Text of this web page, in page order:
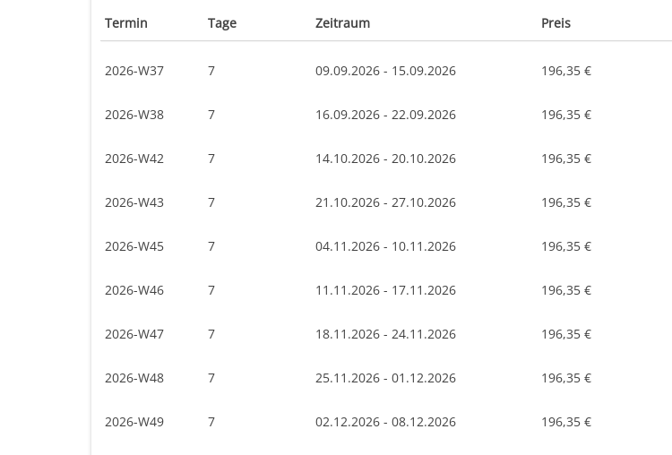
Termin Tage Zeitraum Preis
2026-W37 7 09.09.2026 - 15.09.2026 196,35 €
2026-W38 7 16.09.2026 - 22.09.2026 196,35 €
2026-W42 7 14.10.2026 - 20.10.2026 196,35 €
2026-W43 7 21.10.2026 - 27.10.2026 196,35 €
2026-W45 7 04.11.2026 - 10.11.2026 196,35 €
2026-W46 7 11.11.2026 - 17.11.2026 196,35 €
2026-W47 7 18.11.2026 - 24.11.2026 196,35 €
2026-W48 7 25.11.2026 - 01.12.2026 196,35 €
2026-W49 7 02.12.2026 - 08.12.2026 196,35 €